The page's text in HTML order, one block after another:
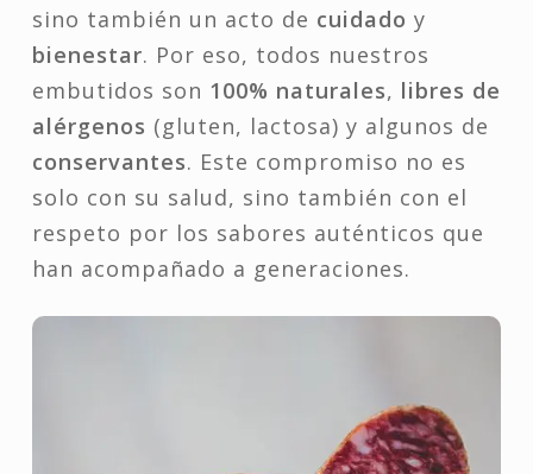
sino también un acto de cuidado y
bienestar. Por eso, todos nuestros
embutidos son 100% naturales, libres de
alérgenos (gluten, lactosa) y algunos de
conservantes. Este compromiso no es
solo con su salud, sino también con el
respeto por los sabores auténticos que
han acompañado a generaciones.